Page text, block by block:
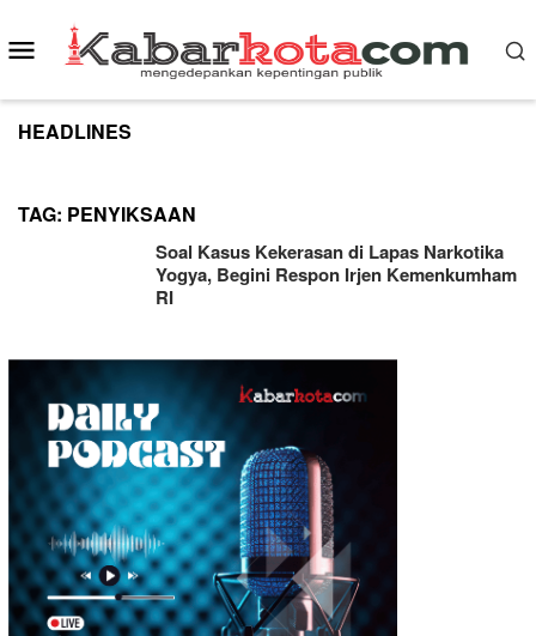
to
content
Mobile
Menu
HEADLINES
TAG: PENYIKSAAN
Soal Kasus Kekerasan di Lapas Narkotika
Yogya, Begini Respon Irjen Kemenkumham
RI